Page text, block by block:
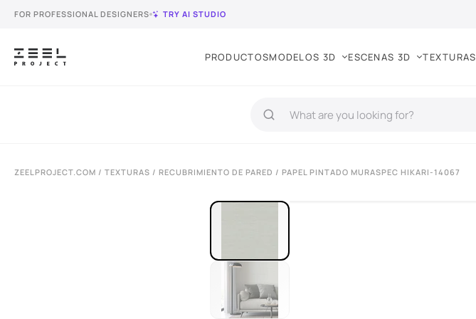
FOR PROFESSIONAL DESIGNERS TRY AI STUDIO
PRODUCTOSMODELOS 3D ESCENAS 3D TEXTURAS
ZEELPROJECT.COM / TEXTURAS / RECUBRIMIENTO DE PARED / PAPEL PINTADO MURASPEC HIKARI-14067